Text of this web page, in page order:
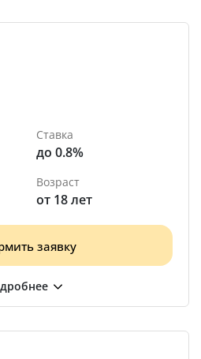
Ставка
до 0.8%
Возраст
от 18 лет
заявку